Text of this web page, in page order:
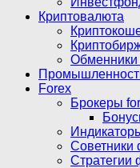
Криптовалюта
Обменники
Forex
Брокеры
Советники
Стратегии